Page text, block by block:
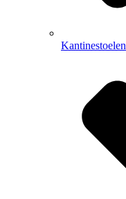
Kantinestoelen